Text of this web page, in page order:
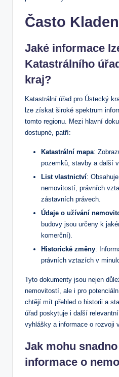
Často
Jaké informace
Katastrálního
kraj?
Katastrální úřad pro Ústecký
lze získat široké spektrum
tomto regionu. Mezi hlavní
dostupné, patří:
Katastrální mapa:
pozemků, stavby a další
List vlastnictví:
nemovitostí, právních
zástavních právech.
Údaje o užívání
budovy jsou určeny k
komerční).
Historické změny:
právních vztazích v
Tyto dokumenty jsou nejen
nemovitostí, ale i pro
chtějí mít přehled o historii a
úřad poskytuje i další
vyhlášky a informace o rozvoji
Jak mohu
informace o